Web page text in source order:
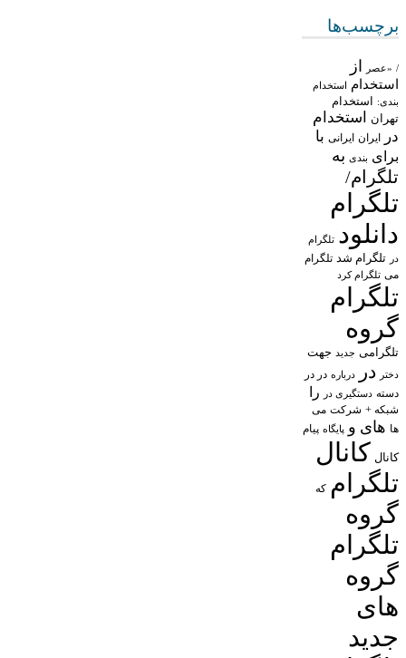
برچسب‌ها
/ «عصر از
استخدام استخدام
بندی: استخدام
تهران
استخدام
در
ایران ایرانی با
برای بندی به
تلگرام/
تلگرام
دانلود تلگرام
در تلگرام شد تلگرام
می تلگرام کرد
تلگرام
گروه
تلگرامی جدید جهت
دختر در درباره در در
دسته دستگیری در را
شبکه + شرکت می
ها های و پایگاه پیام
کانال کانال
تلگرام که
گروه
تلگرام
گروه
های
جدید